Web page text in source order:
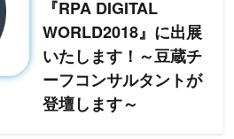
『RPA DIGITAL
WORLD2018』に出展
いたします！～豆蔵チ
ーフコンサルタントが
登壇します～